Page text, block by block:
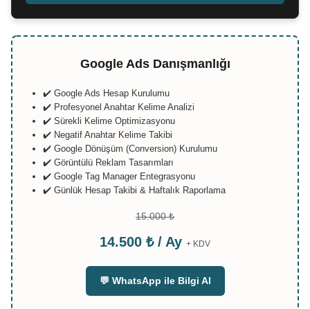
Google Ads Danışmanlığı
✔️ Google Ads Hesap Kurulumu
✔️ Profesyonel Anahtar Kelime Analizi
✔️ Sürekli Kelime Optimizasyonu
✔️ Negatif Anahtar Kelime Takibi
✔️ Google Dönüşüm (Conversion) Kurulumu
✔️ Görüntülü Reklam Tasarımları
✔️ Google Tag Manager Entegrasyonu
✔️ Günlük Hesap Takibi & Haftalık Raporlama
15.000 ₺
14.500 ₺ / Ay + KDV
💬 WhatsApp ile Bilgi Al